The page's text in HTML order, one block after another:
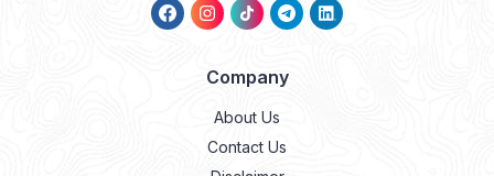
Company
About Us
Contact Us